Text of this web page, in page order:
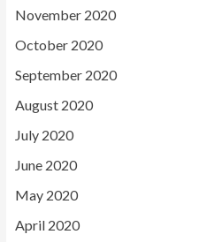
November 2020
October 2020
September 2020
August 2020
July 2020
June 2020
May 2020
April 2020